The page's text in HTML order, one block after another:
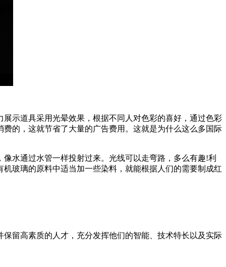
示道具采用光晕效果，根据不同人对色彩的喜好，通过色彩
的，这就节省了大量的广告费用。这就是为什么这么多国际
水通过水管一样投射过来。光线可以走弯路，多么有趣!利
玻璃的原料中适当加一些染料，就能根据人们的需要制成红
留高素质的人才，充分发挥他们的智能、技术特长以及实际